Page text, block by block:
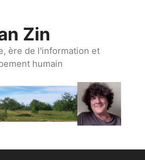
Zin
ère de l'information et
humain